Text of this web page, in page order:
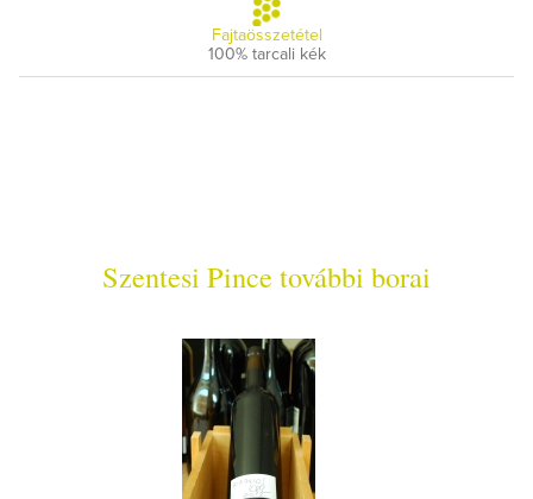
Fajtaösszetétel
100% tarcali kék
Szentesi Pince további borai